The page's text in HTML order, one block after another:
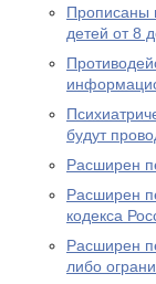
Прописаны
детей от 8
будут
Расширен
Расширен
кодекса
Расширен
либо